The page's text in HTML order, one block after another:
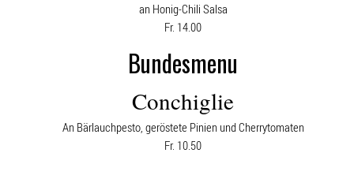
an Honig-Chili Salsa
Fr. 14.00
Bundesmenu
Conchiglie
An Bärlauchpesto, geröstete Pinien und Cherrytomaten
Fr. 10.50